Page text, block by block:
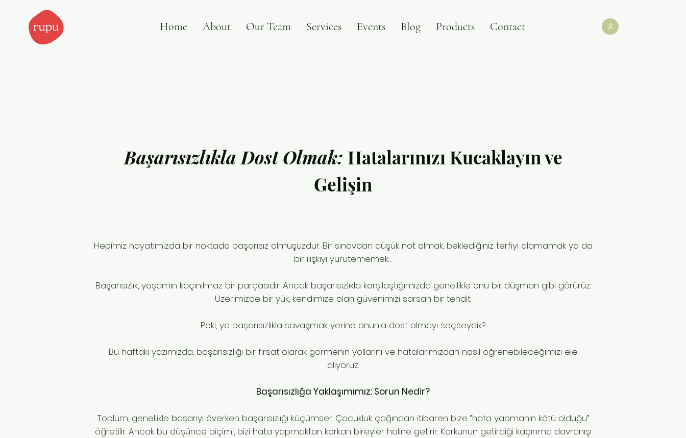
Home About Our Team Services Events Blog Products Contact
Başarısızlıkla Dost Olmak: Hatalarınızı Kucaklayın ve
Gelişin
Hepimiz hayatımızda bir noktada başarısız olmuşuzdur. Bir sınavdan düşük not almak, beklediğiniz terfiyi alamamak ya da
bir ilişkiyi yürütememek…
Başarısızlık, yaşamın kaçınılmaz bir parçasıdır. Ancak başarısızlıkla karşılaştığımızda genellikle onu bir düşman gibi görürüz:
Üzerimizde bir yük, kendimize olan güvenimizi sarsan bir tehdit.
Peki, ya başarısızlıkla savaşmak yerine onunla dost olmayı seçseydik?
Bu haftaki yazımızda, başarısızlığı bir fırsat olarak görmenin yollarını ve hatalarımızdan nasıl öğrenebileceğimizi ele
alıyoruz.
Başarısızlığa Yaklaşımımız: Sorun Nedir?
Toplum, genellikle başarıyı överken başarısızlığı küçümser. Çocukluk çağından itibaren bize “hata yapmanın kötü olduğu”
öğretilir. Ancak bu düşünce biçimi, bizi hata yapmaktan korkan bireyler haline getirir. Korkunun getirdiği kaçınma davranışı